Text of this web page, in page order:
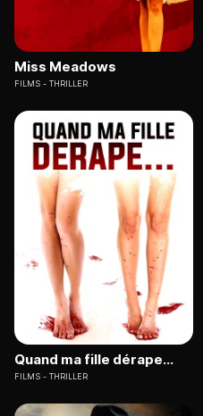
Miss Meadows
FILMS THRILLER
Quand ma fille dérape...
FILMS THRILLER